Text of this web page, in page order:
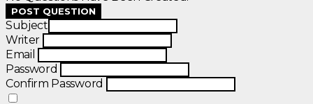
POST QUESTION
Subject
Writer
Email
Password
Confirm Password